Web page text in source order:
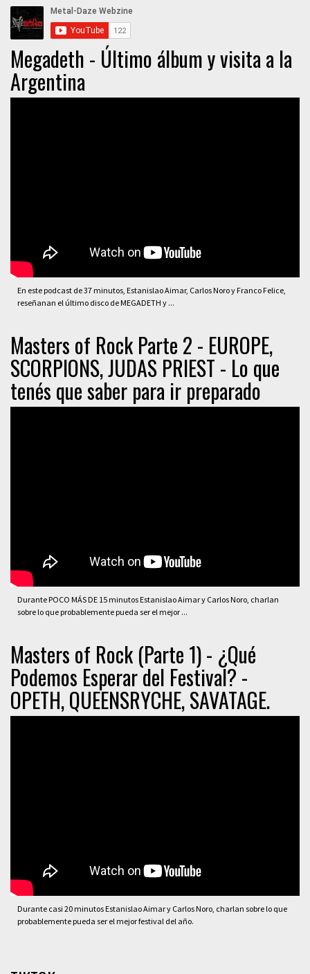
Megadeth - Último álbum y visita a la
Argentina
En este podcast de 37 minutos, Estanislao Aimar, Carlos Noro y Franco Felice,
reseñanan el último disco de MEGADETH y ...
Masters of Rock Parte 2 - EUROPE,
SCORPIONS, JUDAS PRIEST - Lo que
tenés que saber para ir preparado
Durante POCO MÁS DE 15 minutos Estanislao Aimar y Carlos Noro, charlan
sobre lo que probablemente pueda ser el mejor ...
Masters of Rock (Parte 1) - ¿Qué
Podemos Esperar del Festival? -
OPETH, QUEENSRYCHE, SAVATAGE.
Durante casi 20 minutos Estanislao Aimar y Carlos Noro, charlan sobre lo que
probablemente pueda ser el mejor festival del año.